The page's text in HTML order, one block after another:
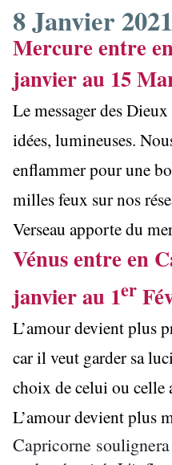
8 Janvier 2021
Mercure entre
janvier au 15
Le messager des
idées, lumineuses.
enflammer pour une
milles feux sur nos
Verseau apporte du
Vénus entre en
janvier au 1er
L’amour devient plus
car il veut garder sa
choix de celui ou celle
L’amour devient plus
Capricorne